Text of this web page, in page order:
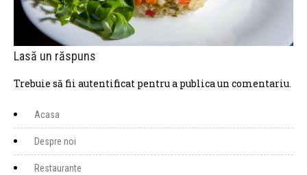
Lasă un răspuns
Trebuie să fii autentificat pentru a publica un comentariu.
Acasa
Despre noi
Restaurante